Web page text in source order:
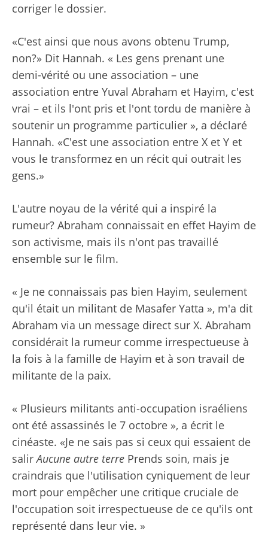
corriger le dossier.
«C'est ainsi que nous avons obtenu Trump,
non?» Dit Hannah. « Les gens prenant une
demi-vérité ou une association – une
association entre Yuval Abraham et Hayim, c'est
vrai – et ils l'ont pris et l'ont tordu de manière à
soutenir un programme particulier », a déclaré
Hannah. «C'est une association entre X et Y et
vous le transformez en un récit qui outrait les
gens.»
L'autre noyau de la vérité qui a inspiré la
rumeur? Abraham connaissait en effet Hayim de
son activisme, mais ils n'ont pas travaillé
ensemble sur le film.
« Je ne connaissais pas bien Hayim, seulement
qu'il était un militant de Masafer Yatta », m'a dit
Abraham via un message direct sur X. Abraham
considérait la rumeur comme irrespectueuse à
la fois à la famille de Hayim et à son travail de
militante de la paix.
« Plusieurs militants anti-occupation israéliens
ont été assassinés le 7 octobre », a écrit le
cinéaste. «Je ne sais pas si ceux qui essaient de
salirAucune autre terre Prends soin, mais je
craindrais que l'utilisation cyniquement de leur
mort pour empêcher une critique cruciale de
l'occupation soit irrespectueuse de ce qu'ils ont
représenté dans leur vie. »